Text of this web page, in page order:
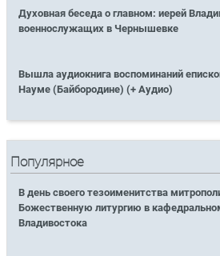
Духовная беседа о главном: иерей
военнослужащих в Чернышевке
Вышла аудиокнига воспоминаний
Науме (Байбородине) (+ Аудио)
Популярное
В день своего тезоименитства
Божественную литургию в
Владивостока